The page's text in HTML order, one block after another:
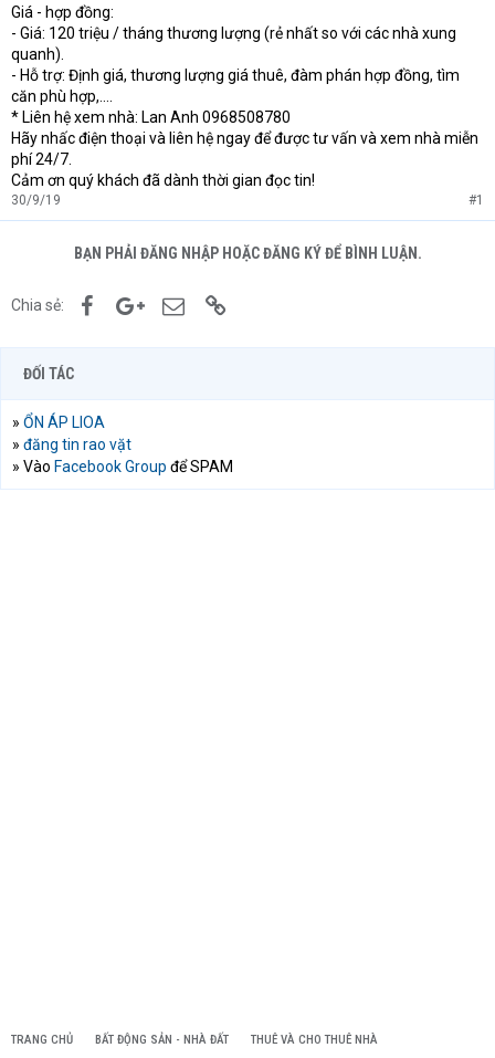
Giá - hợp đồng:
- Giá: 120 triệu / tháng thương lượng (rẻ nhất so với các nhà xung
quanh).
- Hỗ trợ: Định giá, thương lượng giá thuê, đàm phán hợp đồng, tìm
căn phù hợp,....
* Liên hệ xem nhà: Lan Anh 0968508780
Hãy nhấc điện thoại và liên hệ ngay để được tư vấn và xem nhà miễn
phí 24/7.
Cảm ơn quý khách đã dành thời gian đọc tin!
30/9/19 #1
BẠN PHẢI ĐĂNG NHẬP HOẶC ĐĂNG KÝ ĐỂ BÌNH LUẬN.
Chia sẻ: FacebookGoogle+Email
ĐỐI TÁC
» ỔN ÁP LIOA
» đăng tin rao vặt
» Vào Facebook Group để SPAM
TRANG CHỦ BẤT ĐỘNG SẢN - NHÀ ĐẤT THUÊ VÀ CHO THUÊ NHÀ